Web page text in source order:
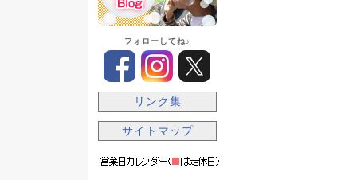
フォローしてね♪
リンク集
サイトマップ